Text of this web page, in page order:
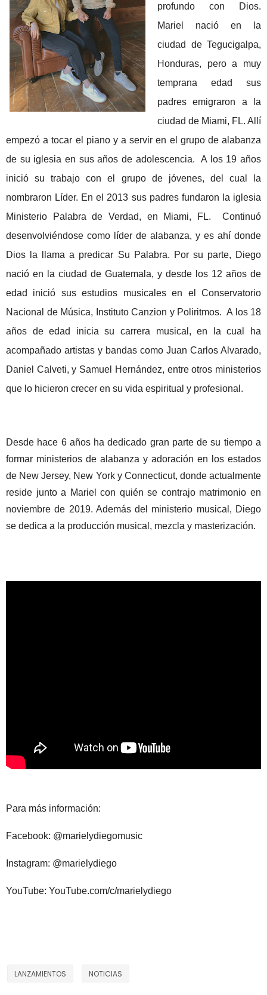
profundo con Dios.
Mariel nació en la
ciudad de Tegucigalpa,
Honduras, pero a muy
temprana edad sus
padres emigraron a la
ciudad de Miami, FL. Allí
empezó a tocar el piano y a servir en el grupo de alabanza
de su iglesia en sus años de adolescencia. A los 19 años
inició su trabajo con el grupo de jóvenes, del cual la
nombraron Líder. En el 2013 sus padres fundaron la iglesia
Ministerio Palabra de Verdad, en Miami, FL. Continuó
desenvolviéndose como líder de alabanza, y es ahí donde
Dios la llama a predicar Su Palabra. Por su parte, Diego
nació en la ciudad de Guatemala, y desde los 12 años de
edad inició sus estudios musicales en el Conservatorio
Nacional de Música, Instituto Canzion y Poliritmos. A los 18
años de edad inicia su carrera musical, en la cual ha
acompañado artistas y bandas como Juan Carlos Alvarado,
Daniel Calveti, y Samuel Hernández, entre otros ministerios
que lo hicieron crecer en su vida espiritual y profesional.
Desde hace 6 años ha dedicado gran parte de su tiempo a
formar ministerios de alabanza y adoración en los estados
de New Jersey, New York y Connecticut, donde actualmente
reside junto a Mariel con quién se contrajo matrimonio en
noviembre de 2019. Además del ministerio musical, Diego
se dedica a la producción musical, mezcla y masterización.
Para más información:
Facebook: @marielydiegomusic
Instagram: @marielydiego
YouTube: YouTube.com/c/marielydiego
LANZAMIENTOS NOTICIAS